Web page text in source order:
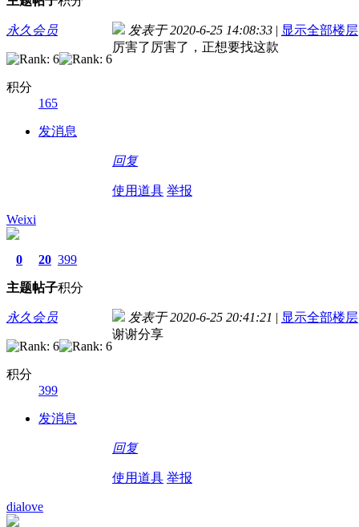
永久会员
积分
165
发消息
发表于 2020-6-25 14:08:33 | 显示全部楼层
厉害了厉害了，正想要找这款
回复
使用道具 举报
Weixi
0
主题
20
帖子
399
积分
永久会员
积分
399
发消息
发表于 2020-6-25 20:41:21 | 显示全部楼层
谢谢分享
回复
使用道具 举报
dialove